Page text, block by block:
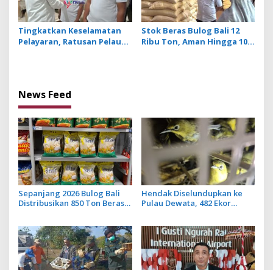
Tingkatkan Keselamatan
Pelayaran, Ratusan Pelaut
Stok Beras Bulog Bali 12
Ribu Ton, Aman Hingga 10
News Feed
Sepanjang 2026 Bulog Bali
Distribusikan 850 Ton Beras
Hendak Diselundupkan ke
Pulau Dewata, 482 Ekor